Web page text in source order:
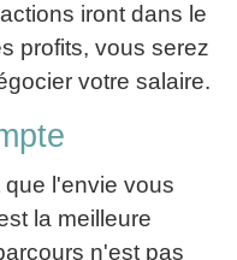
iront dans le
profits, vous serez
votre salaire.
l'envie vous
la meilleure
n'est pas